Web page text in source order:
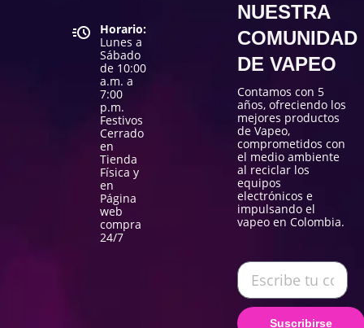
Horario:
Lunes a
Sábado
de 10:00
a.m. a
7:00
p.m.
Festivos
Cerrado
en
Tienda
Física y
en
Página
web
compra
24/7
NUESTRA
COMUNIDAD
DE VAPEO
Contamos con 5
años, ofreciendo los
mejores productos
de Vapeo,
comprometidos con
el medio ambiente
al reciclar los
equipos
electrónicos e
impulsando el
vapeo en Colombia.
Suscribirse